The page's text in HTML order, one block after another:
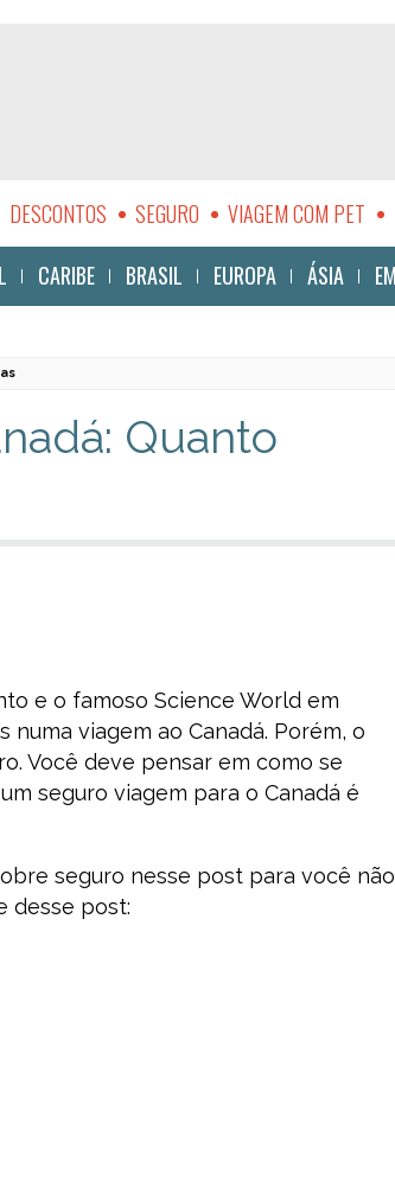
DESCONTOS SEGURO
VIAGEM COM PET
CARIBE BRASIL EUROPA ÁSIA
Quanto
e o famoso Science World em
viagem ao Canadá. Porém, o
Você deve pensar em como se
seguro viagem para o Canadá é
seguro nesse post para você não
desse post: